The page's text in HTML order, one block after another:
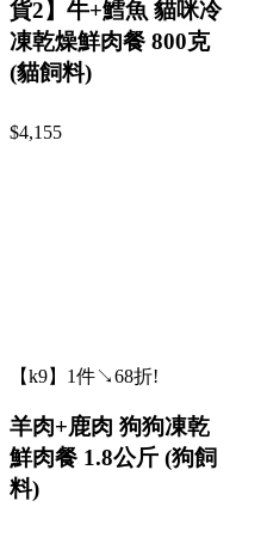
貨2】牛+鱈魚 貓咪冷
凍乾燥鮮肉餐 800克
(貓飼料)
$4,155
【k9】1件↘68折!
羊肉+鹿肉 狗狗凍乾
鮮肉餐 1.8公斤 (狗飼
料)